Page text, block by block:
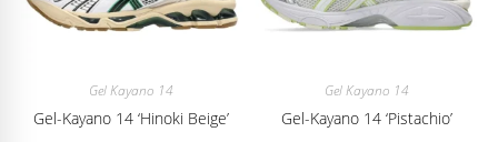
Gel Kayano 14
Gel-Kayano 14 ‘Hinoki Beige’
Gel Kayano 14
Gel-Kayano 14 ‘Pistachio’